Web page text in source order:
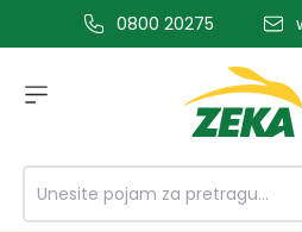
glavni sadržaj0800 20275